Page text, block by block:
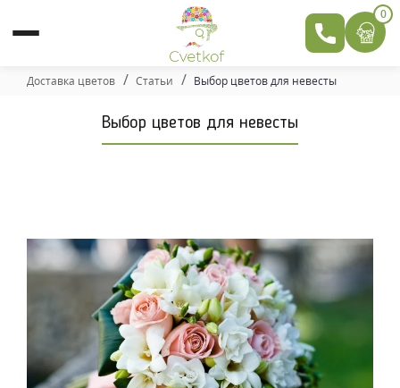
0
Доставка цветов Статьи Выбор цветов для невесты
Выбор цветов для невесты